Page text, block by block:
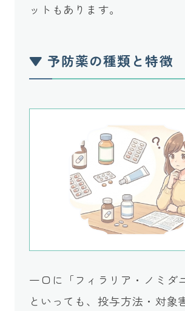
ットもあります。
▼ 予防薬の種類と特徴
一口に「フィラリア・ノミダ
といっても、投与方法・対象